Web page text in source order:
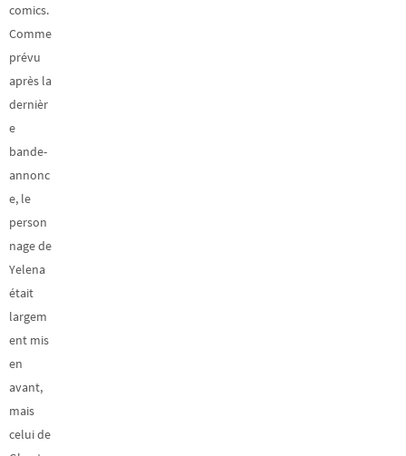
comics.
Comme
prévu
après la
dernièr
e
bande-
annonc
e, le
person
nage de
Yelena
était
largem
ent mis
en
avant,
mais
celui de